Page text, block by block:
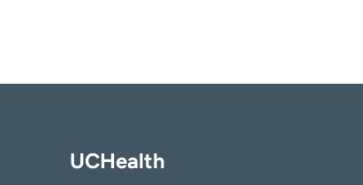
UCHealth